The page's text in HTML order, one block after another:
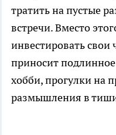
тратить на пустые
встречи. Вместо
инвестировать свои
приносит
хобби, прогулки на
размышления в